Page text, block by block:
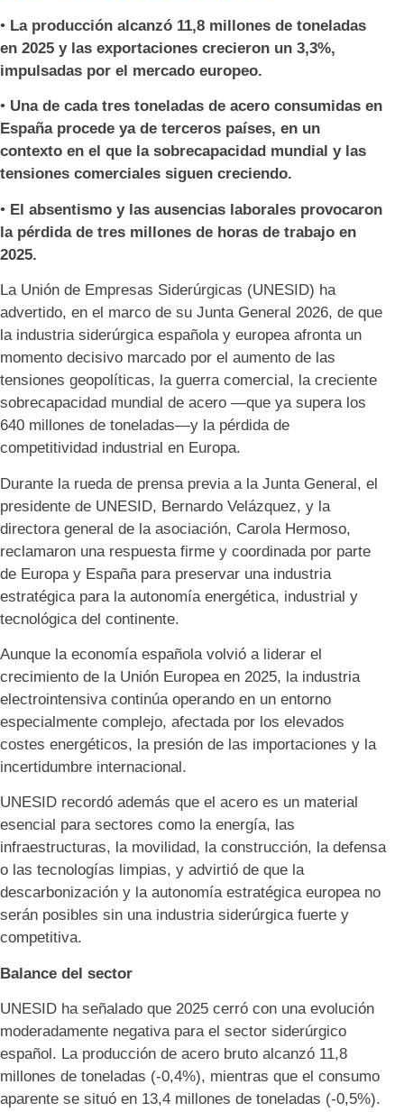
• La producción alcanzó 11,8 millones de toneladas
en 2025 y las exportaciones crecieron un 3,3%,
impulsadas por el mercado europeo.
• Una de cada tres toneladas de acero consumidas en
España procede ya de terceros países, en un
contexto en el que la sobrecapacidad mundial y las
tensiones comerciales siguen creciendo.
• El absentismo y las ausencias laborales provocaron
la pérdida de tres millones de horas de trabajo en
2025.
La Unión de Empresas Siderúrgicas (UNESID) ha
advertido, en el marco de su Junta General 2026, de que
la industria siderúrgica española y europea afronta un
momento decisivo marcado por el aumento de las
tensiones geopolíticas, la guerra comercial, la creciente
sobrecapacidad mundial de acero —que ya supera los
640 millones de toneladas—y la pérdida de
competitividad industrial en Europa.
Durante la rueda de prensa previa a la Junta General, el
presidente de UNESID, Bernardo Velázquez, y la
directora general de la asociación, Carola Hermoso,
reclamaron una respuesta firme y coordinada por parte
de Europa y España para preservar una industria
estratégica para la autonomía energética, industrial y
tecnológica del continente.
Aunque la economía española volvió a liderar el
crecimiento de la Unión Europea en 2025, la industria
electrointensiva continúa operando en un entorno
especialmente complejo, afectada por los elevados
costes energéticos, la presión de las importaciones y la
incertidumbre internacional.
UNESID recordó además que el acero es un material
esencial para sectores como la energía, las
infraestructuras, la movilidad, la construcción, la defensa
o las tecnologías limpias, y advirtió de que la
descarbonización y la autonomía estratégica europea no
serán posibles sin una industria siderúrgica fuerte y
competitiva.
Balance del sector
UNESID ha señalado que 2025 cerró con una evolución
moderadamente negativa para el sector siderúrgico
español. La producción de acero bruto alcanzó 11,8
millones de toneladas (-0,4%), mientras que el consumo
aparente se situó en 13,4 millones de toneladas (-0,5%).